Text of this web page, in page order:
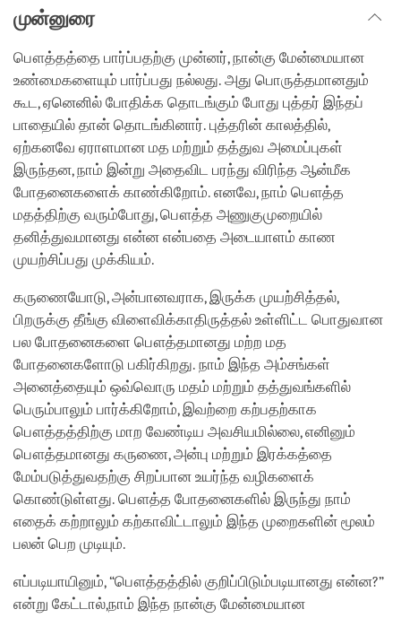
முன்னுரை
பௌத்தத்தை பார்ப்பதற்கு முன்னர், நான்கு மேன்மையான
உண்மைகளையும் பார்ப்பது நல்லது. அது பொருத்தமானதும்
கூட, ஏனெனில் போதிக்க தொடங்கும் போது புத்தர் இந்தப்
பாதையில் தான் தொடங்கினார். புத்தரின் காலத்தில்,
ஏற்கனவே ஏராளமான மத மற்றும் தத்துவ அமைப்புகள்
இருந்தன, நாம் இன்று அதைவிட பரந்து விரிந்த ஆன்மீக
போதனைகளைக் காண்கிறோம். எனவே, நாம் பௌத்த
மதத்திற்கு வரும்போது, பௌத்த அணுகுமுறையில்
தனித்துவமானது என்ன என்பதை அடையாளம் காண
முயற்சிப்பது முக்கியம்.
கருணையோடு, அன்பானவராக, இருக்க முயற்சித்தல்,
பிறருக்கு தீங்கு விளைவிக்காதிருத்தல் உள்ளிட்ட பொதுவான
பல போதனைகளை பௌத்தமானது மற்ற மத
போதனைகளோடு பகிர்கிறது. நாம் இந்த அம்சங்கள்
அனைத்தையும் ஒவ்வொரு மதம் மற்றும் தத்துவங்களில்
பெரும்பாலும் பார்க்கிறோம், இவற்றை கற்பதற்காக
பௌத்தத்திற்கு மாற வேண்டிய அவசியமில்லை, எனினும்
பௌத்தமானது கருணை, அன்பு மற்றும் இரக்கத்தை
மேம்படுத்துவதற்கு சிறப்பான உயர்ந்த வழிகளைக்
கொண்டுள்ளது. பௌத்த போதனைகளில் இருந்து நாம்
எதைக் கற்றாலும் கற்காவிட்டாலும் இந்த முறைகளின் மூலம்
பலன் பெற முடியும்.
எப்படியாயினும், “பௌத்தத்தில் குறிப்பிடும்படியானது என்ன?”
என்று கேட்டால்,நாம் இந்த நான்கு மேன்மையான